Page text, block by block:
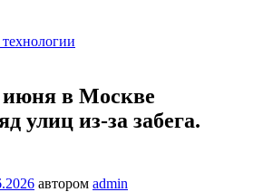
июня в Москве
улиц из-за забега.
автором admin